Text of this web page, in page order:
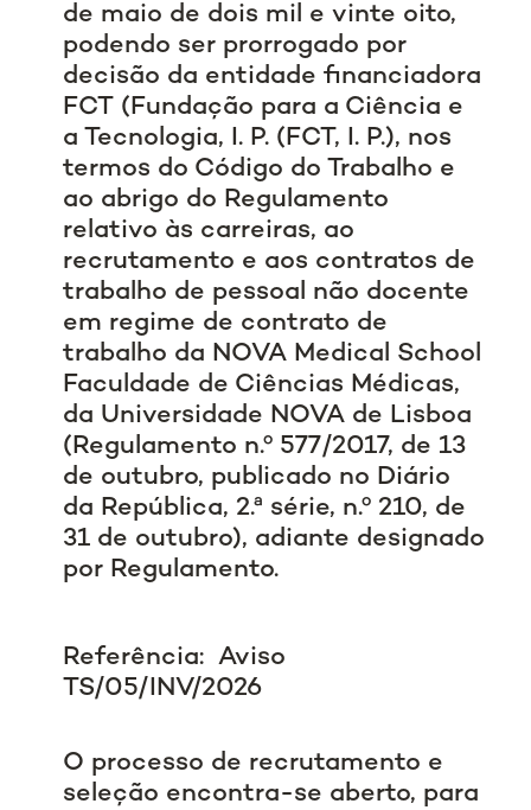
de maio de dois mil e vinte oito,
podendo ser prorrogado por
decisão da entidade financiadora
FCT (Fundação para a Ciência e
a Tecnologia, I. P. (FCT, I. P.), nos
termos do Código do Trabalho e
ao abrigo do Regulamento
relativo às carreiras, ao
recrutamento e aos contratos de
trabalho de pessoal não docente
em regime de contrato de
trabalho da NOVA Medical School
Faculdade de Ciências Médicas,
da Universidade NOVA de Lisboa
(Regulamento n.º 577/2017, de 13
de outubro, publicado no Diário
da República, 2.ª série, n.º 210, de
31 de outubro), adiante designado
por Regulamento.
Referência: Aviso
TS/05/INV/2026
O processo de recrutamento e
seleção encontra-se aberto, para